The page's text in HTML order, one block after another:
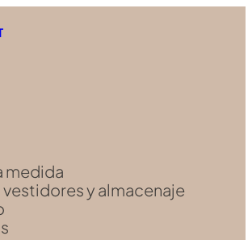
medida
y almacenaje